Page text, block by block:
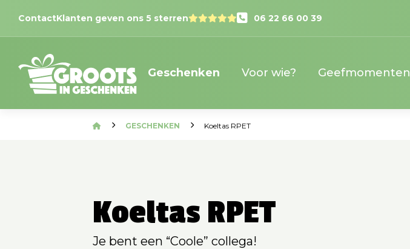
Geschenken Voor wie? Geefmomenten
ContactKlanten geven ons 5 sterren 06 22 66 00 39
GESCHENKEN Koeltas RPET
Koeltas RPET
Je bent een “Coole” collega!